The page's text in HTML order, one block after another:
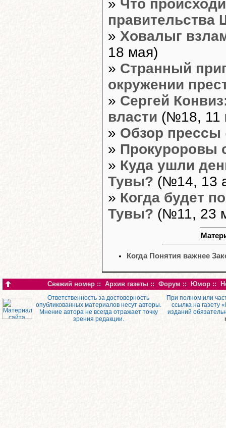
» Что
правительства
» Ховалыг
18 мая)
» Странный
окружении
» Сергей
власти (№18, 11
» Обзор прессы
» Прокуроровы
» Куда ушли
Тувы? (№14, 13
» Когда будет
Тувы? (№11, 23
Когда Понятия важнее
Свежий номер :: Архив газеты :: Форум :: Юмор ::
Ответственность за достоверность
опубликованных материалов несут авторы.
Мнение автора не всегда отражает точку
зрения редакции.
При полном или
ссылка на газету
изданий